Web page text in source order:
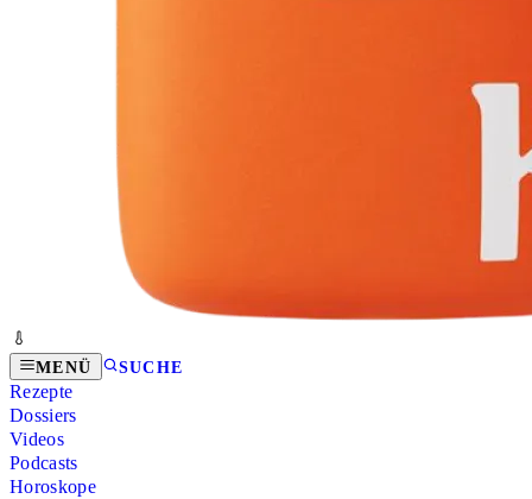
MENÜ SUCHE
Rezepte
Dossiers
Videos
Podcasts
Horoskope